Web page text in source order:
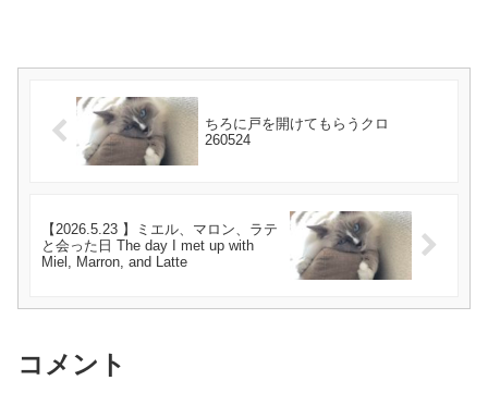
ちろに戸を開けてもらうクロ
260524
【2026.5.23 】ミエル、マロン、ラテ
と会った日 The day I met up with
Miel, Marron, and Latte
コメント